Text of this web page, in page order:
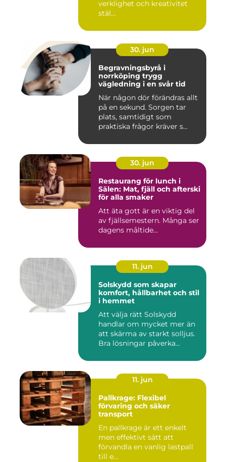
verklighet och kreativitet
stäl...
30. jun
Begravningsbyrå i
norrköping trygg
vägledning i en svår tid
När någon dör förändras allt
på en sekund. Sorgen tar
plats, samtidigt som
praktiska frågor kräver s...
30. jun
Restaurang för lunch i
Sälen: Mat, fjäll och afterski
för alla smaker
Att äta gott är en viktig del
av fjällsemestern. Många ser
dagens måltide...
11. jun
Solskydd som skapar
komfort, hållbarhet och stil
i hemmet
Att välja rätt Solskydd
handlar om mycket mer än
att skärma av starkt solljus.
Bra lösningar påverka...
11. jun
Pallkrage: Flexibel
förvaring och säker
transport
En pallkrage är ett enkelt
men effektivt sätt att
förvandla en vanlig lastpall
till e...